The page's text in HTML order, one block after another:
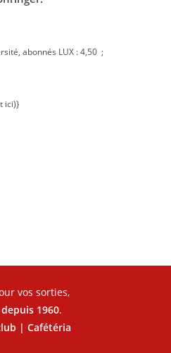
abonnés LUX : 4,50  ;
ici)}
vos sorties,
depuis 1960.
| Cafétéria